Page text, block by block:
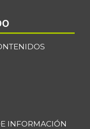
INFORMACIÓN